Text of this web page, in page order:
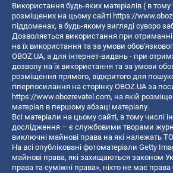
Використання будь-яких матеріалів ( в тому
розміщених на цьому сайті https://
піддоменах, в будь-якому вигляді суворо
Дозволяється використання при
на їх використання та за умови
OBOZ.UA, а для інтернет-видань - при
дозволу на їх використання та за умови
розміщення прямого, відкритого для
гіперпосилання на сторінку OBOZ.UA за
https://www.obozrevatel.com, на якій
матеріал в першому абзаці матеріалу.
Всі матеріали на цьому сайті, в тому числі
дослідження – є службовими творами
виключні майнові права на які належать
На всі опубліковані фотоматеріали Getty
майнові права, які захищаються законом
права та суміжні права», ніхто не має